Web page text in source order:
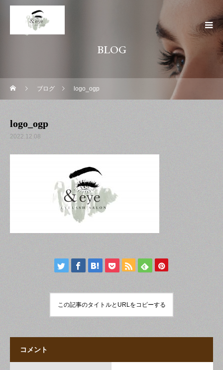
BLOG
ブログ logo_ogp
logo_ogp
2022.12.08
この記事のタイトルとURLをコピーする
コメント